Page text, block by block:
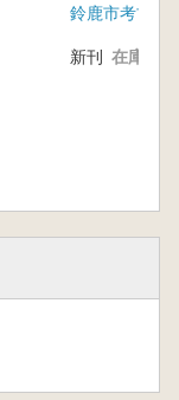
鈴鹿市考古博
新刊 在庫なし